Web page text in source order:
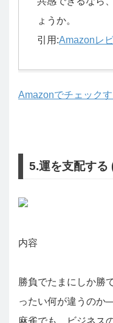
ょうか。
引用:Amazonレ
Amazonでチェック
5.運を支配する
内容
勝負でたまにしか勝
ったい何が違うのか―
麻雀でも、ビジネス